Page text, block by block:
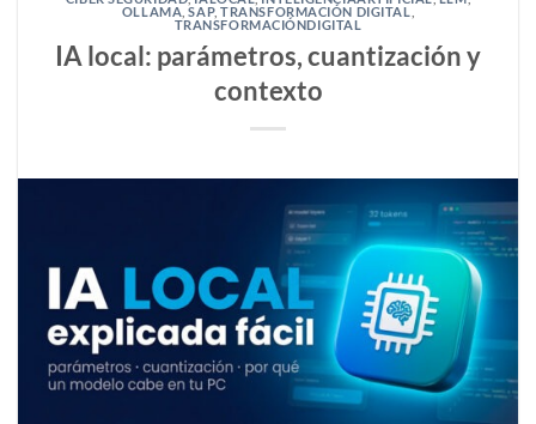
OLLAMA ,SAP,TRANSFORMACIÓN DIGITAL
TRANSFORMACIÓNDIGITAL
IA local: parámetros, cuantización y
contexto